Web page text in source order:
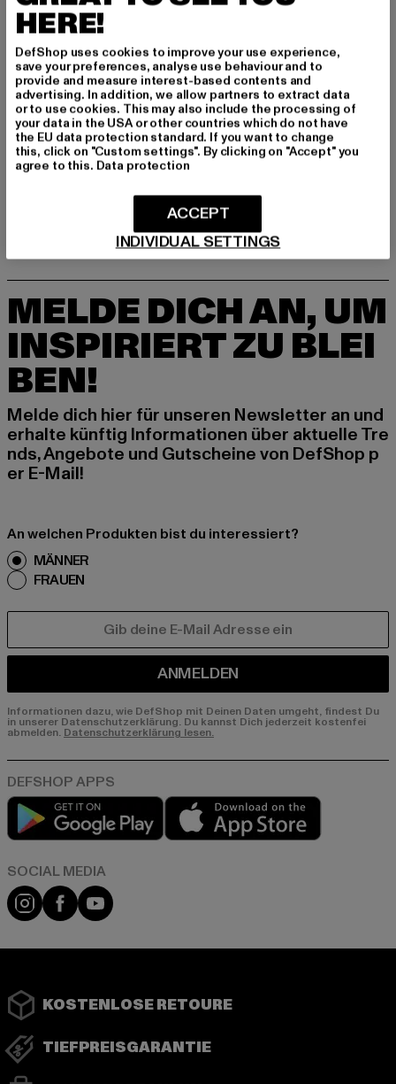
Hersteller: Dropsize GmbH |
Motzener Straße 6 | 12277 Berlin | DE
GRÖSSE & PASSFORM
LIEFERUNG & RÜCKGABE
MELDE DICH AN, UM
INSPIRIERT ZU BLEI
BEN!
Melde dich hier für unseren Newsletter an und
erhalte künftig Informationen über aktuelle Tre
nds, Angebote und Gutscheine von DefShop p
er E-Mail!
An welchen Produkten bist du interessiert?
MÄNNER
FRAUEN
ANMELDEN
Informationen dazu, wie DefShop mit Deinen Daten umgeht, findest Du
in unserer Datenschutzerklärung. Du kannst Dich jederzeit kostenfei
abmelden. Datenschutzerklärung lesen.
Play market
Instagram
FacebookYouTube
KOSTENLOSE RETOURE
TIEFPREISGARANTIE
HERE!
DefShop uses cookies to improve your use experience,
save your preferences, analyse use behaviour and to
provide and measure interest-based contents and
advertising. In addition, we allow partners to extract data
or to use cookies. This may also include the processing of
your data in the USA or other countries which do not have
the EU data protection standard. If you want to change
this, click on "Custom settings". By clicking on "Accept" you
agree to this. Data protection
INDIVIDUAL SETTINGS
ACCEPT